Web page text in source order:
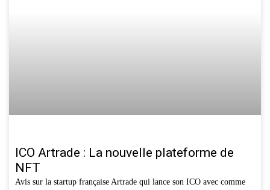
ICO Artrade : La nouvelle plateforme de
NFT
Avis sur la startup française Artrade qui lance son ICO avec comme